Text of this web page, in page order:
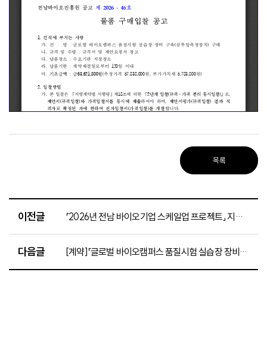
목록
이전글 「2026년 전남 바이오기업 스케일업 프로젝트」 지원기업 선정 결과
다음글 [계약]「글로벌 바이오캠퍼스 품질시험 실습장 장비 구축」미생물신속검출장치 구매 입찰 공고(~5.22.)